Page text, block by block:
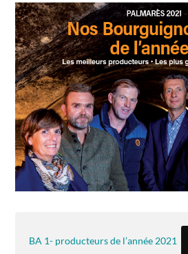
BA 1- producteurs de l’année 2021